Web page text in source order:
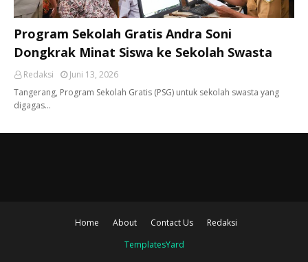
Program Sekolah Gratis Andra Soni
Dongkrak Minat Siswa ke Sekolah Swasta
Redaksi
Juni 13, 2026
Tangerang, ​Program Sekolah Gratis (PSG) untuk sekolah swasta yang
digagas…
Home About Contact Us
Redaksi
TemplatesYard